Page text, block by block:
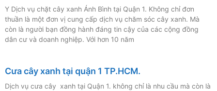
Y Dịch vụ chặt cây xanh Ánh Bình tại Quận 1. Không chỉ đơn
thuần là một đơn vị cung cấp dịch vụ chăm sóc cây xanh. Mà
còn là người bạn đồng hành đáng tin cậy của các cộng đồng
dân cư và doanh nghiệp. Với hơn 10 năm
Cưa cây xanh tại quận 1 TP.HCM.
Dịch vụ cưa cây xanh tại Quận 1. không chỉ là nhu cầu mà còn là